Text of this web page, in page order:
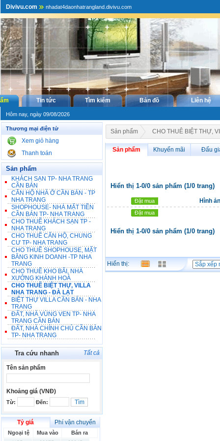
Divivu.com nhadat4daonhatrangland.divivu.com
Tin tức Tìm kiếm Bản đồ Liên hệ
Hôm nay, ngày 09/08/2026
Thương mại điện tử
Xem giỏ hàng
Thanh toán
Sản phẩm
KHÁCH SẠN TP- NHA TRANG
CẦN BÁN
CĂN HỘ NHÀ Ở CẦN BÁN - TP
NHA TRANG
SHOPHOUSE- NHÀ MẶT TIỀN
CẦN BÁN TP- NHA TRANG
CHO THUÊ KHÁCH SẠN TP -
NHA TRANG
CHO THUÊ CĂN HỘ, CHUNG
CƯ TP- NHA TRANG
CHO THUÊ SHOPHOUSE, MẶT
BẰNG KINH DOANH -TP NHA
TRANG
CHO THUÊ KHO BÃI, NHÀ
XƯỞNG KHÁNH HOÀ
CHO THUÊ BIỆT THỰ, VILLA
NHA TRANG - ĐÀ LẠT
BIỆT THỰ VILLA CẦN BÁN - NHA
TRANG
ĐẤT, NHÀ VÙNG VEN TP- NHA
TRANG CẦN BÁN
ĐẤT, NHÀ CHÍNH CHỦ CẦN BÁN
TP- NHA TRANG
Tra cứu nhanh Tất cả
Tên sản phẩm
Khoảng giá (VNĐ)
Từ: Đến:
Tỷ giá Phí vận chuyển
Ngoại tệ Mua vào
Bán ra
Sản phẩm CHO THUÊ BIỆT THỰ,
Sản phẩm Khuyến mãi Đấu
Hiển thị 1-0/0 sản phẩm (1/0 trang)
Đặt mua Hình
Đặt mua
Hiển thị 1-0/0 sản phẩm (1/0 trang)
Hiển thị: